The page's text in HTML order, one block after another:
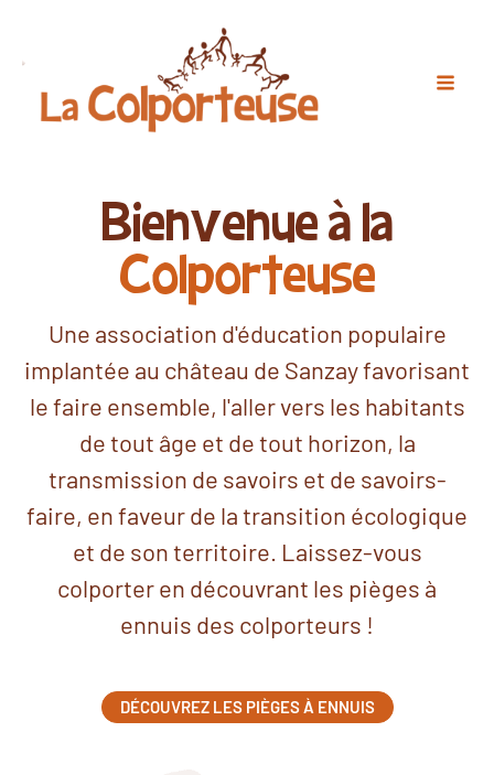
Bienvenue à la
Colporteuse
Une association d'éducation populaire
implantée au château de Sanzay favorisant
le faire ensemble, l'aller vers les habitants
de tout âge et de tout horizon, la
transmission de savoirs et de savoirs-
faire, en faveur de la transition écologique
et de son territoire. Laissez-vous
colporter en découvrant les pièges à
ennuis des colporteurs !
DÉCOUVREZ LES PIÈGES À ENNUIS